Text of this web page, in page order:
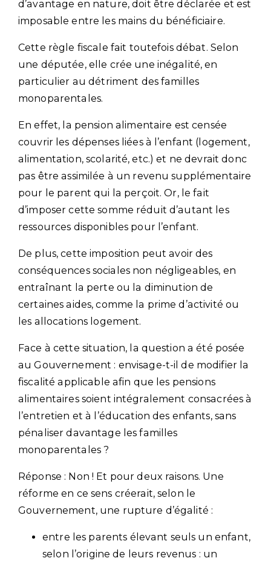
d’avantage en nature, doit être déclarée et est
imposable entre les mains du bénéficiaire.
Cette règle fiscale fait toutefois débat. Selon
une députée, elle crée une inégalité, en
particulier au détriment des familles
monoparentales.
En effet, la pension alimentaire est censée
couvrir les dépenses liées à l’enfant (logement,
alimentation, scolarité, etc.) et ne devrait donc
pas être assimilée à un revenu supplémentaire
pour le parent qui la perçoit. Or, le fait
d’imposer cette somme réduit d’autant les
ressources disponibles pour l’enfant.
De plus, cette imposition peut avoir des
conséquences sociales non négligeables, en
entraînant la perte ou la diminution de
certaines aides, comme la prime d’activité ou
les allocations logement.
Face à cette situation, la question a été posée
au Gouvernement : envisage-t-il de modifier la
fiscalité applicable afin que les pensions
alimentaires soient intégralement consacrées à
l’entretien et à l’éducation des enfants, sans
pénaliser davantage les familles
monoparentales ?
Réponse : Non ! Et pour deux raisons. Une
réforme en ce sens créerait, selon le
Gouvernement, une rupture d’égalité :
entre les parents élevant seuls un enfant,
selon l’origine de leurs revenus : un